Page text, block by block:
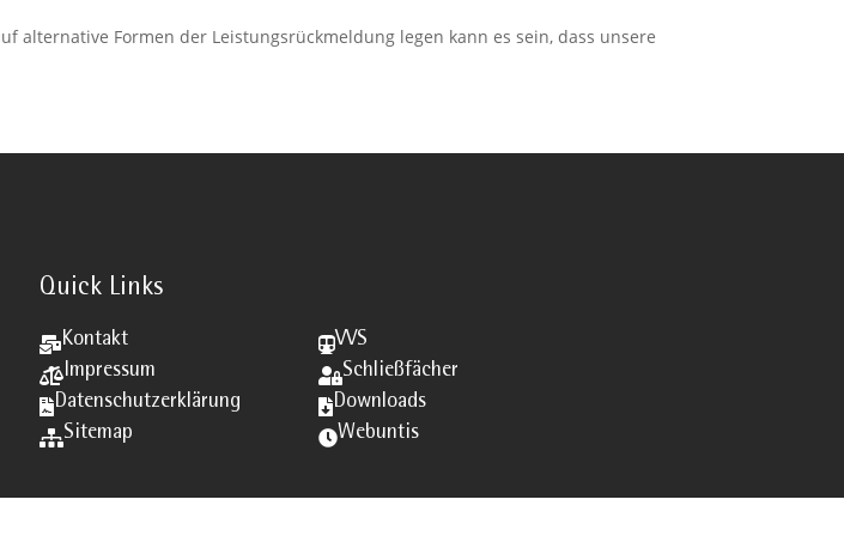
alternative Formen der Leistungsrückmeldung legen kann es sein, dass unsere
Quick Links
Kontakt
Impressum
Datenschutzerklärung
Sitemap
VVS
Schließfächer
Downloads
Webuntis